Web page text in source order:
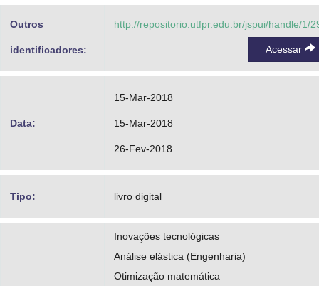
Outros
identificadores:
http://repositorio.utfpr.edu.br/jspui/handle/1/
Acessar
Data:
15-Mar-2018
15-Mar-2018
26-Fev-2018
Tipo: livro digital
Inovações tecnológicas
Análise elástica (Engenharia)
Otimização matemática